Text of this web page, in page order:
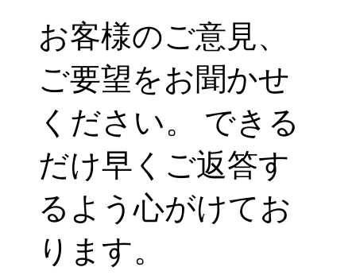
お客様のご意見、
ご要望をお聞かせ
ください。 できる
だけ早くご返答す
るよう心がけてお
ります。